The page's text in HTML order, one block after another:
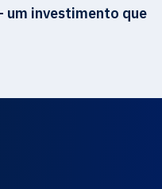
um investimento que